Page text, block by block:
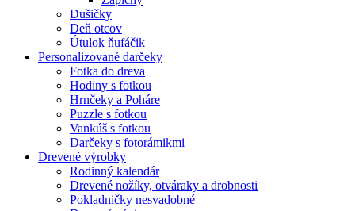
Dušičky
Deň otcov
Útulok ňufáčik
Personalizované darčeky
Fotka do dreva
Hodiny s fotkou
Hrnčeky a Poháre
Puzzle s fotkou
Vankúš s fotkou
Darčeky s fotorámikmi
Drevené výrobky
Rodinný kalendár
Drevené nožíky, otváraky a drobnosti
Pokladničky nesvadobné